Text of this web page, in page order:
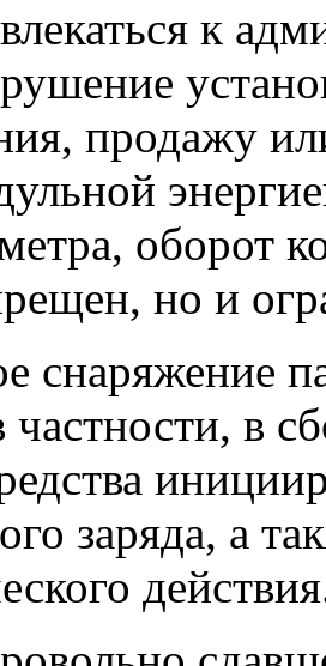
к
продажу
оборот
но и
снаряжение
в
заряда, а